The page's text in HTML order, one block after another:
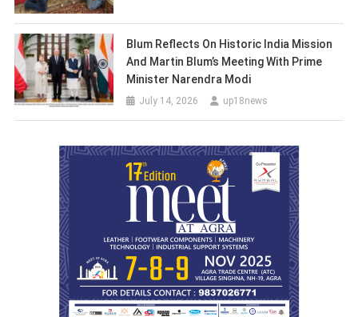
Blum Reflects On Historic India Mission
And Martin Blum’s Meeting With Prime
Minister Narendra Modi
July 14, 2026 up18news